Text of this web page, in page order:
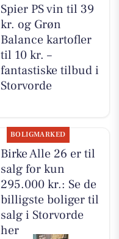
Spier PS vin til 39
kr. og Grøn
Balance kartofler
til 10 kr. –
fantastiske tilbud i
Storvorde
BOLIGMARKED
Birke Alle 26 er til
salg for kun
295.000 kr.: Se de
billigste boliger til
salg i Storvorde
her